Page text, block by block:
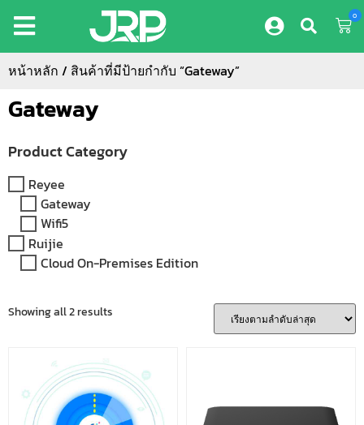
0
หน้าหลัก / สินค้าที่มีป้ายกำกับ “Gateway”
Gateway
Product Category
Reyee
Gateway
Wifi5
Ruijie
Cloud On-Premises Edition
Showing all 2 results